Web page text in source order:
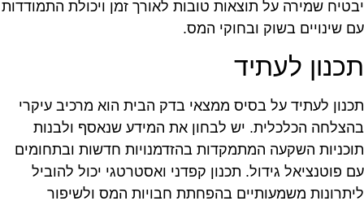
שמירה על תוצאות טובות לאורך זמן ויכולת התמודדות
שינויים בשוק ובחוקי המס.
לעתיד
לעתיד על בסיס ממצאי בדק הבית הוא מרכיב עיקרי
הכלכלית. יש לבחון את המידע שנאסף ולבנות
השקעה המתמקדות בהזדמנויות חדשות ובתחומים
פוטנציאל גידול. תכנון קפדני ואסטרטגי יכול להוביל
משמעותיים בהפחתת חבויות המס ולשיפור